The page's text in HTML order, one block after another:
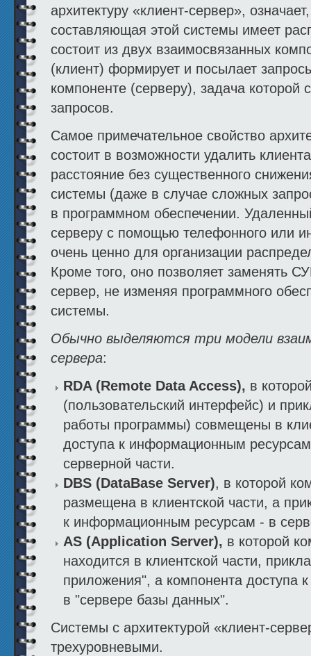
архитектуру «клиент-сервер»,
составляющая этой системы имеет
состоит из двух взаимосвязанных
(клиент) формирует и посылает
компоненте (серверу), задача которой
запросов.
Самое примечательное свойство
состоит в возможности удалить
расстояние без существенного
системы (даже в случае сложных
в программном обеспечении.
серверу с помощью телефонного или
очень ценно для организации
Кроме того, оно позволяет заменять
сервер, не изменяя программного
системы.
Обычно выделяются три модели
сервера:
RDA (Remote Data Access), в
(пользовательский интерфейс) и
работы программы) совмещены в
доступа к информационным
серверной части.
DBS (DataBase Server), в которой
размещена в клиентской части, а
к информационным ресурсам - в
AS (Application Server), в которой
находится в клиентской части,
приложения", а компонента доступа
в "сервере базы данных".
Системы с архитектурой «клиент-
трехуровневыми.